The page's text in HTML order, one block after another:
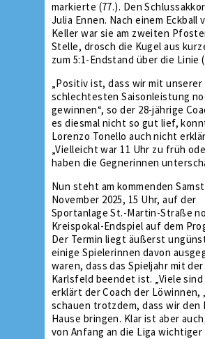
markierte (77.). Den
Julia Ennen. Nach einem Eckball
Keller war sie am zweiten
Stelle, drosch die Kugel aus
zum 5:1-Endstand über die Linie
„Positiv ist, dass wir mit unserer
schlechtesten Saisonleistung
gewinnen“, so der 28-jährige
es diesmal nicht so gut lief,
Lorenzo Tonello auch nicht
„Vielleicht war 11 Uhr zu früh
haben die Gegnerinnen
Nun steht am kommenden
November 2025, 15 Uhr, auf der
Sportanlage St.-Martin-Straße
Kreispokal-Endspiel auf dem
Der Termin liegt äußerst
einige Spielerinnen davon
waren, dass das Spieljahr mit
Karlsfeld beendet ist. „Viele sind
erklärt der Coach der Löwinnen,
schauen trotzdem, dass wir den
Hause bringen. Klar ist aber
von Anfang an die Liga wichtiger